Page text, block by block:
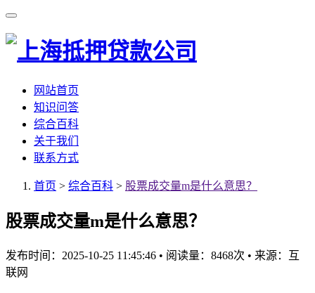
网站首页
知识问答
综合百科
关于我们
联系方式
首页 > 综合百科 > 股票成交量m是什么意思？
股票成交量m是什么意思？
发布时间：2025-10-25 11:45:46 • 阅读量：8468次 • 来源：互
联网